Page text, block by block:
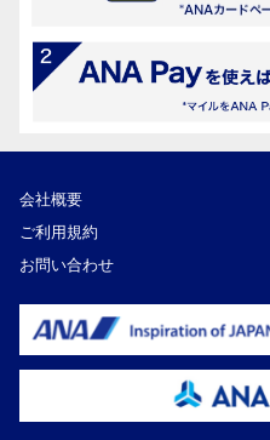
会社概要
ご利用規約
お問い合わせ